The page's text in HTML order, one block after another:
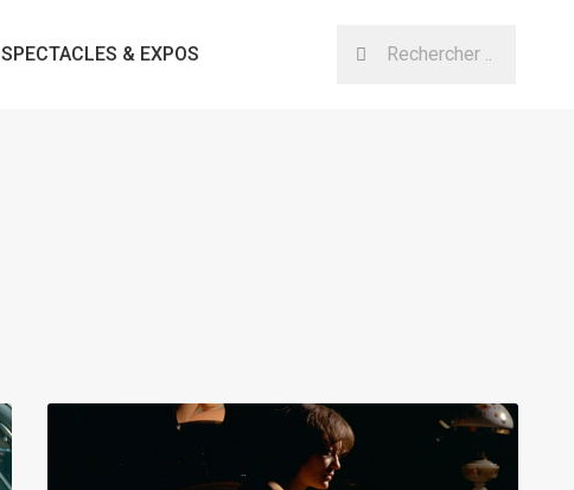
SPECTACLES & EXPOS